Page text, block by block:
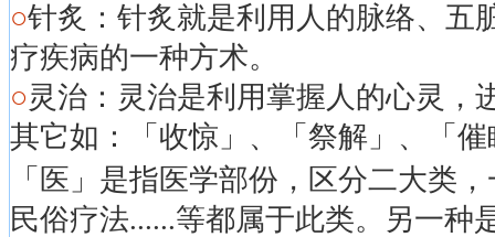
○针炙：针炙就是利用人的脉络、五
疗疾病的一种方术。
○灵治：灵治是利用掌握人的心灵，
其它如：「收惊」、「祭解」、「
「医」是指医学部份，区分二大类
民俗疗法......等都属于此类。另一种